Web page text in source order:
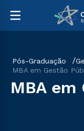
Pós-Graduação
MBA em Gestão
MBA em